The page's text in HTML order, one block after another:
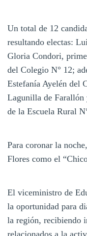
Un total de 12
resultando electas:
Gloria Condori,
del Colegio N° 12;
Estefanía Ayelén del
Lagunilla de Farallón
de la Escuela Rural
Para coronar la
Flores como el
El viceministro de
la oportunidad para
la región, recibiendo
relacionados a la